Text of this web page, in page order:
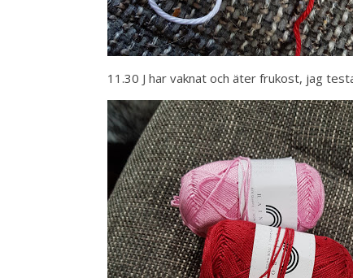
11.30 J har vaknat och äter frukost, jag